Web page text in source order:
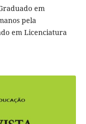
em
pela
em Licenciatura